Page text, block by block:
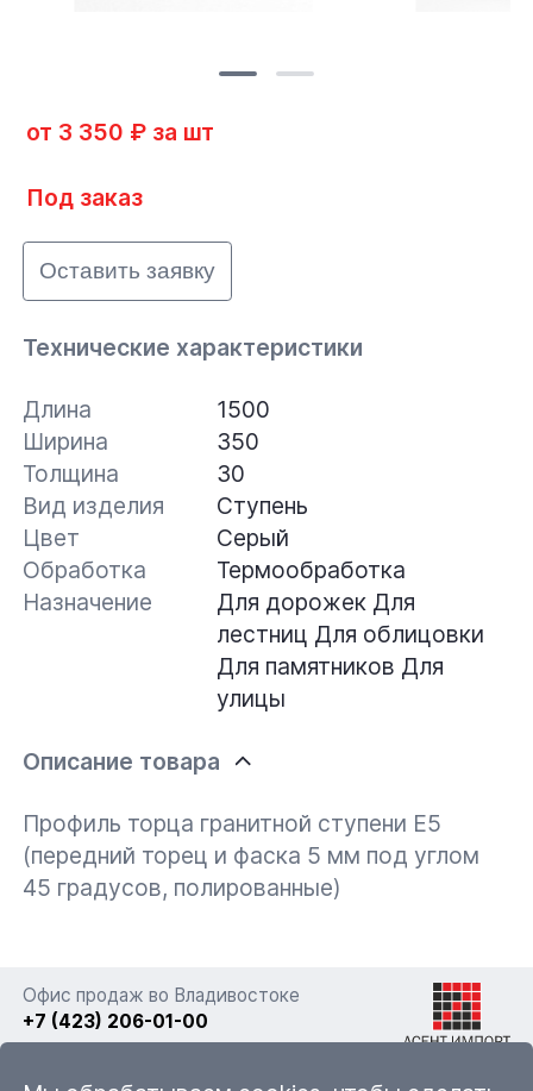
от 3 350 ₽ за шт
Под заказ
Оставить заявку
Технические характеристики
Длина
1500
Ширина
350
Толщина
30
Вид изделия
Ступень
Цвет
Серый
Обработка
Термообработка
Назначение
Для дорожек Для
лестниц Для облицовки
Для памятников Для
улицы
Описание товара
Профиль торца гранитной ступени Е5
(передний торец и фаска 5 мм под углом
45 градусов, полированные)
Офис продаж во Владивостоке
+7 (423) 206-01-00